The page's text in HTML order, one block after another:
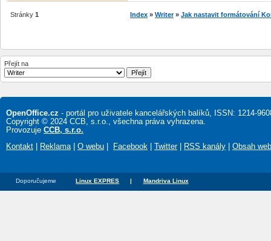
Stránky 1 Index » Writer » Jak nastavit formátování
Přejít na
OpenOffice.cz - portál pro uživatele kancelářských balíků, ISSN: 1214-
Copyright © 2024 CCB, s.r.o., všechna práva vyhrazena.
Provozuje CCB, s.r.o.
Kontakt
Reklama O webu Facebook Twitter| RSS kanály Obsah
Doporučujeme Linux EXPRES | Mandriva Linux